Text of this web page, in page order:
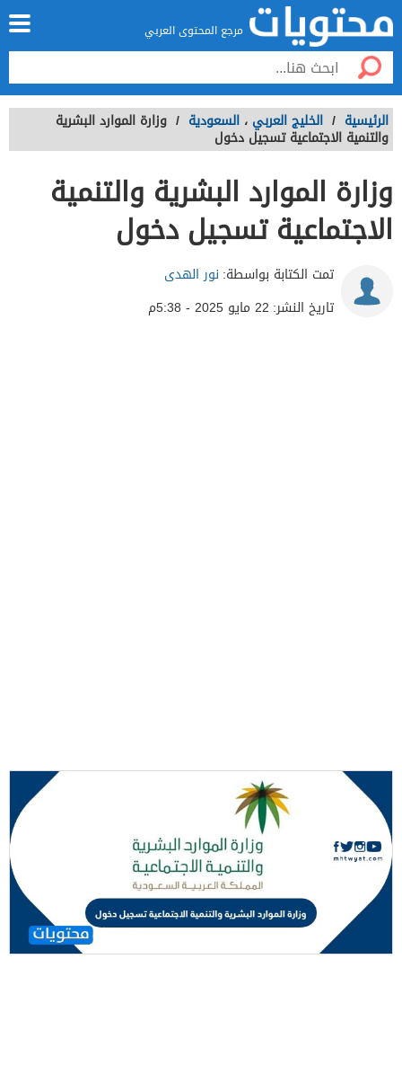
مرجع المحتوى العربي
الرئيسية / الخليج العربي ، السعودية / وزارة الموارد البشرية
والتنمية الاجتماعية تسجيل دخول
وزارة الموارد البشرية والتنمية
الاجتماعية تسجيل دخول
تمت الكتابة بواسطة: نور الهدى
تاريخ النشر: 22 مايو 2025 - 5:38م